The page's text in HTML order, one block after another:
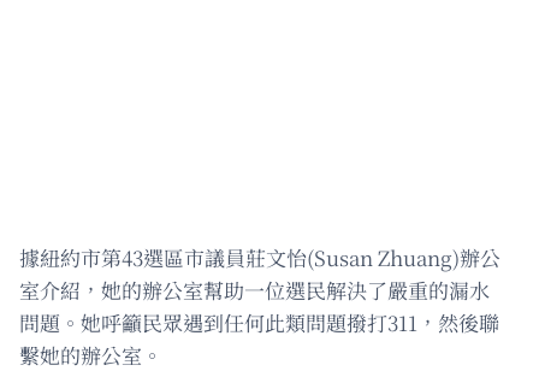
據紐約市第43選區市議員莊文怡(Susan Zhuang)辦公
室介紹，她的辦公室幫助一位選民解決了嚴重的漏水
問題。她呼籲民眾遇到任何此類問題撥打311，然後聯
繫她的辦公室。